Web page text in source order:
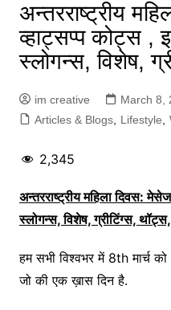
अन्तरराष्ट्रीय
व्हाट्सप्प कोट्स ,
स्लोगन्स, विशेष,
im creative
March 8,
Articles & Blogs, Lifestyle
2,345
अन्तरराष्ट्रीय महिला दिवस:
स्लोगन्स, विशेष, ग्रीटिंग्स,
हम सभी विश्वभर में 8th मार्च को
जो की एक ख़ास दिन है.